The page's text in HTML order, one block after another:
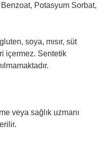
Potasyum Sorbat,
soya, mısır, süt
içermez. Sentetik
veya sağlık uzmanı